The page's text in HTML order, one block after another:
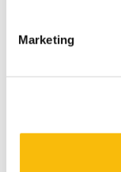
Marketing
Deze master
(inclusief pre-
arbeidsmarkt.